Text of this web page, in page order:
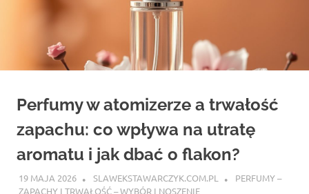
Perfumy w atomizerze a trwałość
zapachu: co wpływa na utratę
aromatu i jak dbać o flakon?
19 MAJA 2026 SLAWEKSTAWARCZYK.COM.PL
PERFUMY –
ZAPACHY I TRWAŁOŚĆ – WYBÓR I NOSZENIE